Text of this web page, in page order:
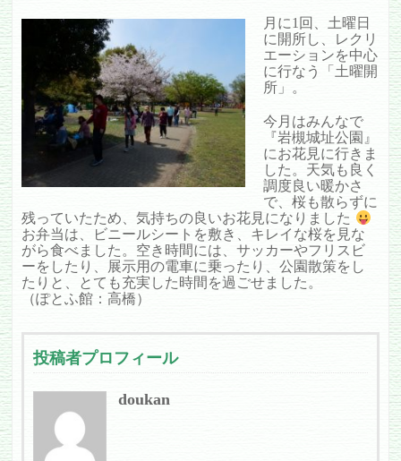
月に1回、土曜日
に開所し、レクリ
エーションを中心
に行なう「土曜開
所」。
今月はみんなで
『岩槻城址公園』
にお花見に行きま
した。天気も良く
調度良い暖かさ
で、桜も散らずに
残っていたため、気持ちの良いお花見になりました
お弁当は、ビニールシートを敷き、キレイな桜を見な
がら食べました。空き時間には、サッカーやフリスビ
ーをしたり、展示用の電車に乗ったり、公園散策をし
たりと、とても充実した時間を過ごせました。
（ぽとふ館：高橋）
投稿者プロフィール
doukan